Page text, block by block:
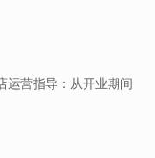
运营指导：从开业期间